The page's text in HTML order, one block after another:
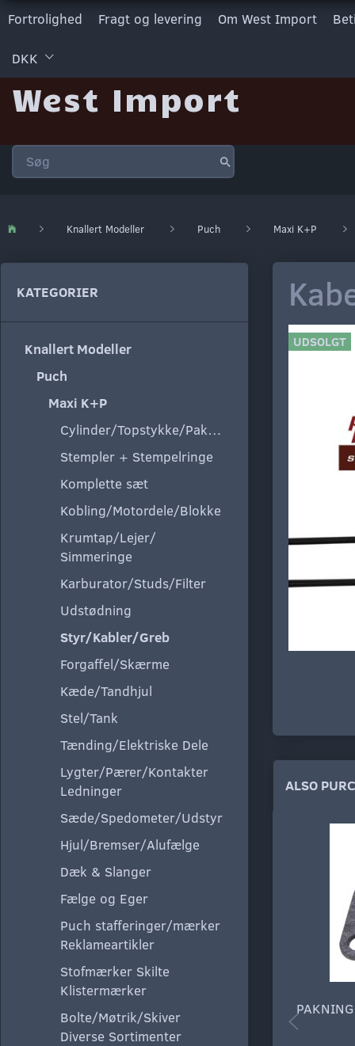
Fortrolighed Fragt og levering Om West Import
DKK
West Import
Knallert Modeller Puch Maxi K+P
KATEGORIER
Knallert Modeller
Puch
Maxi K+P
Cylinder/Topstykke/Pakning
Stempler + Stempelringe
Komplette sæt
Kobling/Motordele/Blokke
Krumtap/Lejer/
Simmeringe
Karburator/Studs/Filter
Udstødning
Styr/Kabler/Greb
Forgaffel/Skærme
Kæde/Tandhjul
Stel/Tank
Tænding/Elektriske Dele
Lygter/Pærer/Kontakter
Ledninger
Sæde/Spedometer/Udstyr
Hjul/Bremser/Alufælge
Dæk & Slanger
Fælge og Eger
Puch stafferinger/mærker
Reklameartikler
Stofmærker Skilte
Klistermærker
Bolte/Møtrik/Skiver
Diverse Sortimenter
UDSOLGT
ALSO